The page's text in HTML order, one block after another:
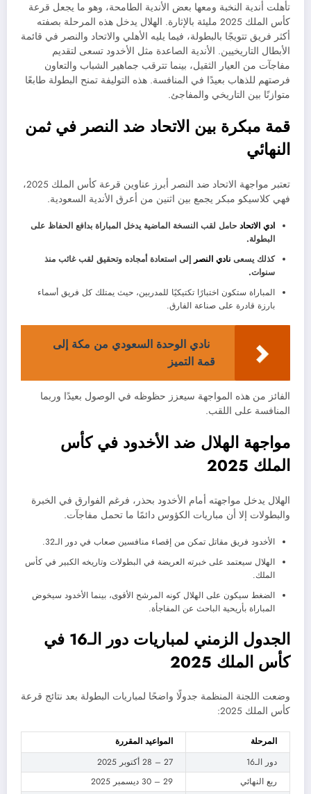
تأهلت أندية النخبة ومعها بعض الأندية الطامحة، وهو ما يجعل قرعة
كأس الملك 2025 مليئة بالإثارة. الهلال يدخل هذه المرحلة بصفته
أكثر فريق تتويجًا بالبطولة، فيما يليه الأهلي والاتحاد والنصر في قائمة
الأبطال التاريخيين. الأندية الصاعدة مثل الأخدود تسعى لتقديم
مفاجآت من العيار الثقيل، بينما تترقب جماهير الشباب والتعاون
فرصتهم للذهاب بعيدًا في المنافسة. هذه التوليفة تمنح البطولة طابعًا
متوازنًا بين التاريخي والمفاجئ.
قمة مبكرة بين الاتحاد ضد النصر في ثمن
النهائي
تعتبر مواجهة الاتحاد ضد النصر أبرز عناوين قرعة كأس الملك 2025،
فهي كلاسيكو مبكر يجمع بين اثنين من أعرق الأندية السعودية.
ادي الاتحاد حامل لقب النسخة الماضية يدخل المباراة بدافع الحفاظ على
البطولة.
كذلك يسعى نادي النصر إلى استعادة أمجاده وتحقيق لقب غائب منذ
سنوات.
المباراة ستكون اختبارًا تكتيكيًا للمدربين، حيث يمتلك كل فريق أسماء
بارزة قادرة على صناعة الفارق.
نادي الوحدة السعودي من مكة إلى
قمة التميز
الفائز من هذه المواجهة سيعزز حظوظه في الوصول بعيدًا وربما
المنافسة على اللقب.
مواجهة الهلال ضد الأخدود في كأس
الملك 2025
الهلال يدخل مواجهته أمام الأخدود بحذر، فرغم الفوارق في الخبرة
والبطولات إلا أن مباريات الكؤوس دائمًا ما تحمل مفاجآت.
الأخدود فريق مقاتل تمكن من إقصاء منافسين صعاب في دور الـ32.
الهلال سيعتمد على خبرته العريضة في البطولات وتاريخه الكبير في كأس
الملك.
الضغط سيكون على الهلال كونه المرشح الأقوى، بينما الأخدود سيخوض
المباراة بأريحية الباحث عن المفاجأة.
الجدول الزمني لمباريات دور الـ16 في
كأس الملك 2025
وضعت اللجنة المنظمة جدولًا واضحًا لمباريات البطولة بعد نتائج قرعة
كأس الملك 2025:
المرحلة
المواعيد المقررة
دور الـ16
27 – 28 أكتوبر 2025
ربع النهائي
29 – 30 ديسمبر 2025